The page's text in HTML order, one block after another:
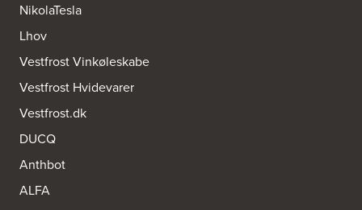
AUBO Køkken & Bad Østerbro
2100 København Ø
http://www.aubo.dk
Industrivej 8
5560 Aarup
Tel.:70101005
https://hvidtogfrit.dk/forhandler/aktiv-hvidevareservice/
NikolaTesla
Lhov
Vestfrost Vinkøleskabe
Vestfrost Hvidevarer
Vestfrost.dk
DUCQ
Anthbot
ALFA